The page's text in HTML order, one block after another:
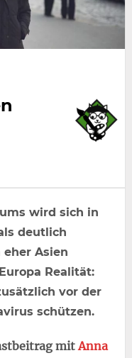
wird sich in
deutlich
Asien
Realität:
vor der
schützen.
mitAnna